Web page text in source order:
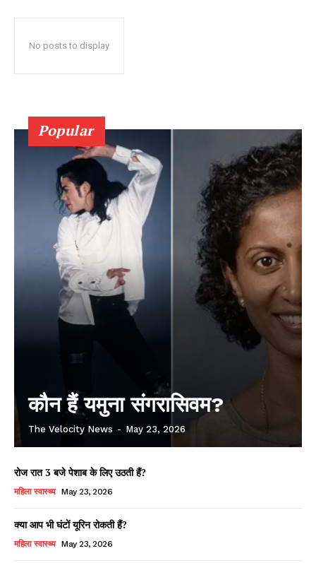
No posts to display
Popular
कौन हैं यमुना संगरासिवम?
The Velocity News - May 23, 2026
रोज रात 3 बजे पेशाब के लिए उठती हैं?
महिला स्वास्थ्य May 23, 2026
क्या आप भी घंटों यूरिन रोकती हैं?
महिला स्वास्थ्य May 23, 2026